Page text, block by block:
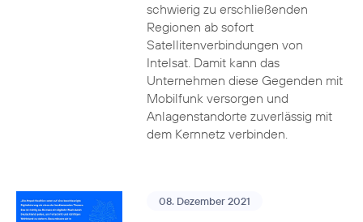
schwierig zu erschließenden
Regionen ab sofort
Satellitenverbindungen von
Intelsat. Damit kann das
Unternehmen diese Gegenden mit
Mobilfunk versorgen und
Anlagenstandorte zuverlässig mit
dem Kernnetz verbinden.
08. Dezember 2021